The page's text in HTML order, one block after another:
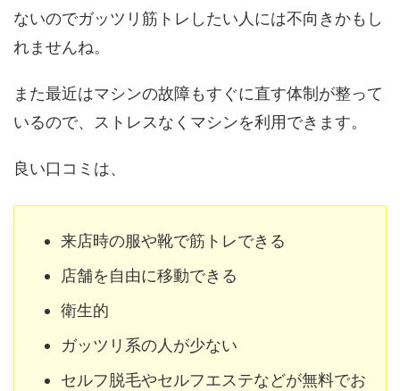
ないのでガッツリ筋トレしたい人には不向きかもし
れませんね。
また最近はマシンの故障もすぐに直す体制が整って
いるので、ストレスなくマシンを利用できます。
良い口コミは、
来店時の服や靴で筋トレできる
店舗を自由に移動できる
衛生的
ガッツリ系の人が少ない
セルフ脱毛やセルフエステなどが無料でお